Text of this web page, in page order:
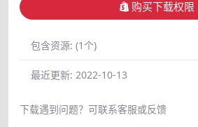
购买下载权限
包含资源: (1个)
最近更新: 2022-10-13
下载遇到问题？可联系客服或反馈